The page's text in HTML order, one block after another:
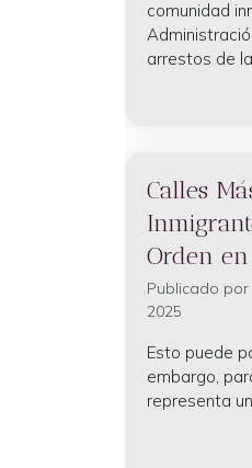
comunidad
arrestos de
Calles
Orden
Publicado por
2025
Esto puede
embargo,
representa